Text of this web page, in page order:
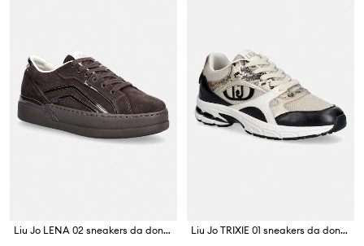
Liu Jo LENA 02 sneakers da donna
Liu Jo TRIXIE 01 sneakers da donna